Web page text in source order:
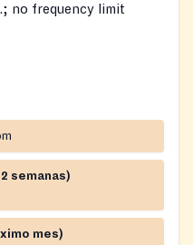
no frequency limit
semanas)
mes)